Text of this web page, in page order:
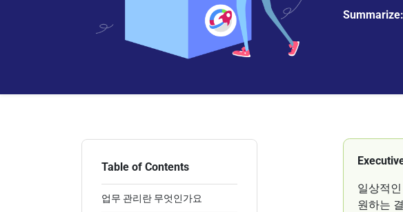
Summarize:
Table of Contents
업무 관리란 무엇인가요
일상적
원하는